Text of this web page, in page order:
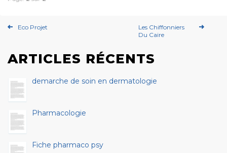
Eco Projet
Les Chiffonniers
Du Caire
ARTICLES RÉCENTS
demarche de soin en dermatologie
Pharmacologie
Fiche pharmaco psy